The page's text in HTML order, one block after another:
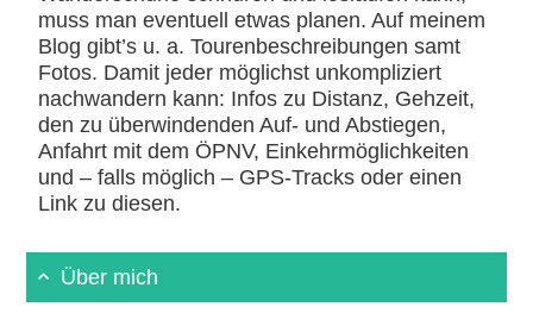
muss man eventuell etwas planen. Auf meinem
Blog gibt’s u. a. Tourenbeschreibungen samt
Fotos. Damit jeder möglichst unkompliziert
nachwandern kann: Infos zu Distanz, Gehzeit,
den zu überwindenden Auf- und Abstiegen,
Anfahrt mit dem ÖPNV, Einkehrmöglichkeiten
und – falls möglich – GPS-Tracks oder einen
Link zu diesen.
Über mich